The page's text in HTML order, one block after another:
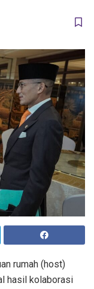
rumah (host)
hasil kolaborasi